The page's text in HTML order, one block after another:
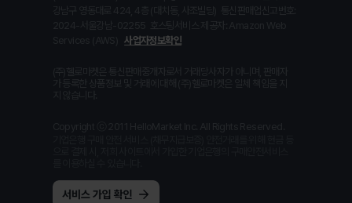
사업자정보확인